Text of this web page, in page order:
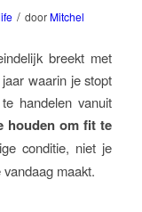
/ door Mitchel
breekt met
waarin je stopt
handelen vanuit
houden om fit te
conditie, niet je
maakt.